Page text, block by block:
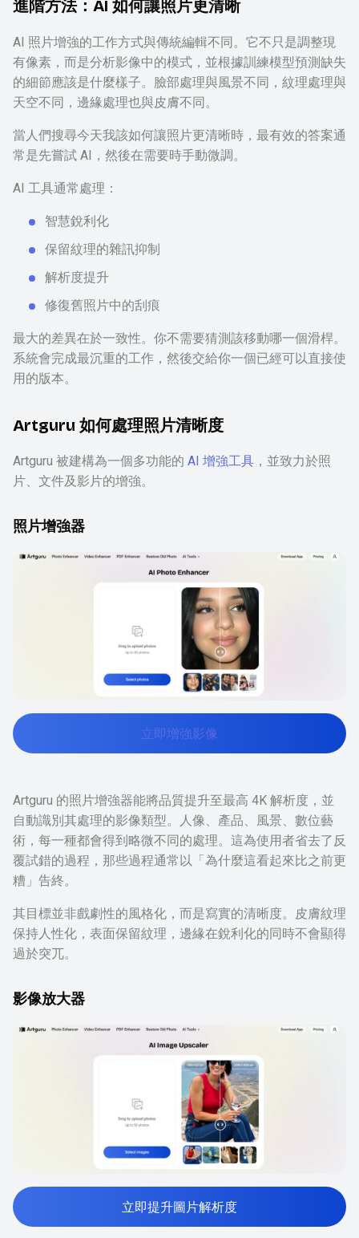
進階方法：AI 如何讓照片更清晰
AI 照片增強的工作方式與傳統編輯不同。它不只是調整現
有像素，而是分析影像中的模式，並根據訓練模型預測缺失
的細節應該是什麼樣子。臉部處理與風景不同，紋理處理與
天空不同，邊緣處理也與皮膚不同。
當人們搜尋今天我該如何讓照片更清晰時，最有效的答案通
常是先嘗試 AI，然後在需要時手動微調。
AI 工具通常處理：
智慧銳利化
保留紋理的雜訊抑制
解析度提升
修復舊照片中的刮痕
最大的差異在於一致性。你不需要猜測該移動哪一個滑桿。
系統會完成最沉重的工作，然後交給你一個已經可以直接使
用的版本。
Artguru 如何處理照片清晰度
Artguru 被建構為一個多功能的 AI 增強工具 ，並致力於照
片、文件及影片的增強。
照片增強器
立即增強影像
Artguru 的照片增強器能將品質提升至最高 4K 解析度，並
自動識別其處理的影像類型。人像、產品、風景、數位藝
術，每一種都會得到略微不同的處理。這為使用者省去了反
覆試錯的過程，那些過程通常以「為什麼這看起來比之前更
糟」告終。
其目標並非戲劇性的風格化，而是寫實的清晰度。皮膚紋理
保持人性化，表面保留紋理，邊緣在銳利化的同時不會顯得
過於突兀。
影像放大器
立即提升圖片解析度